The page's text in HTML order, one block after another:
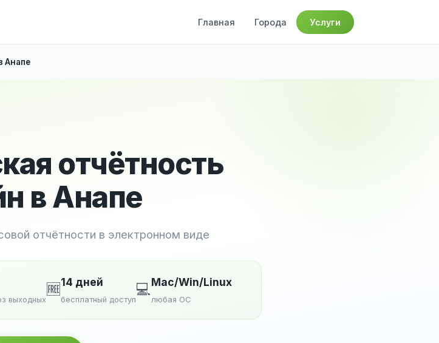
Главная Города Услуги
Анапе
отчётность
в Анапе
отчётности в электронном виде
выходных
🆓14 дней
бесплатный доступ
💻Mac/Win/Linux
любая ОС